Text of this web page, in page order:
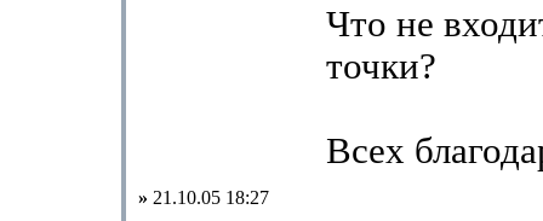
Что не
точки?
Всех
» 21.10.05 18:27